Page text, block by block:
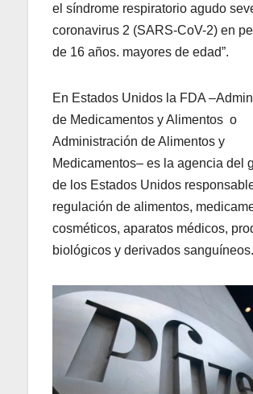
el síndrome respiratorio agudo
coronavirus 2 (SARS-CoV-2) en
de 16 años. mayores de edad”.
En Estados Unidos la FDA
de Medicamentos y Alimentos ​​ o
Administración de Alimentos y
Medicamentos​– es la agencia del
de los Estados Unidos
regulación de alimentos,
cosméticos, aparatos médicos,
biológicos y derivados sanguíneos.